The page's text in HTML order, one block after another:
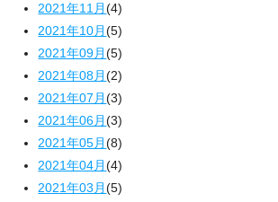
2021年11月(4)
2021年10月(5)
2021年09月(5)
2021年08月(2)
2021年07月(3)
2021年06月(3)
2021年05月(8)
2021年04月(4)
2021年03月(5)